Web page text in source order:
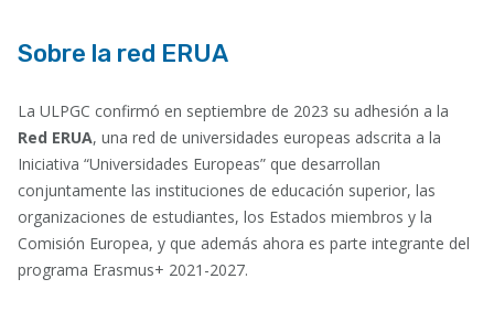
Sobre la red ERUA
La ULPGC confirmó en septiembre de 2023 su adhesión a la
Red ERUA, una red de universidades europeas adscrita a la
Iniciativa “Universidades Europeas” que desarrollan
conjuntamente las instituciones de educación superior, las
organizaciones de estudiantes, los Estados miembros y la
Comisión Europea, y que además ahora es parte integrante del
programa Erasmus+ 2021-2027.